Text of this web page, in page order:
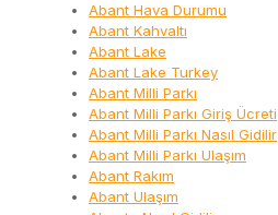
Abant Hava Durumu
Abant Kahvaltı
Abant Lake
Abant Lake Turkey
Abant Milli Parkı
Abant Milli Parkı Giriş Ücreti
Abant Milli Parkı Nasıl Gidilir
Abant Milli Parkı Ulaşım
Abant Rakım
Abant Ulaşım